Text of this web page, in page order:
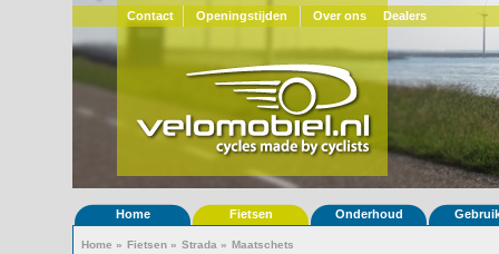
Contact Openingstijden Over ons Dealers
Home Fietsen Onderhoud
Home » Fietsen » Strada » Maatschets